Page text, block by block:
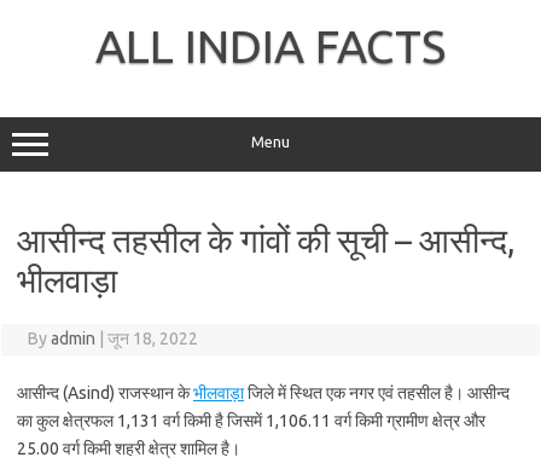
ALL INDIA FACTS
Menu
आसीन्द तहसील के गांवों की सूची – आसीन्द,
भीलवाड़ा
Byadmin जून 18, 2022
आसीन्द (Asind) राजस्थान केभीलवाड़ाजिले में स्थित एक नगर एवं तहसील है। आसीन्द
का कुल क्षेत्रफल 1,131 वर्ग किमी है जिसमें 1,106.11 वर्ग किमी ग्रामीण क्षेत्र और
25.00 वर्ग किमी शहरी क्षेत्र शामिल है।